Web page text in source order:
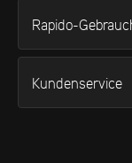
Rapido-
Kundenservice